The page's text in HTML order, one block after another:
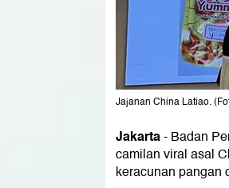
Jajanan China Latiao.
Jakarta-Badan
camilan viral asal
keracunan pangan